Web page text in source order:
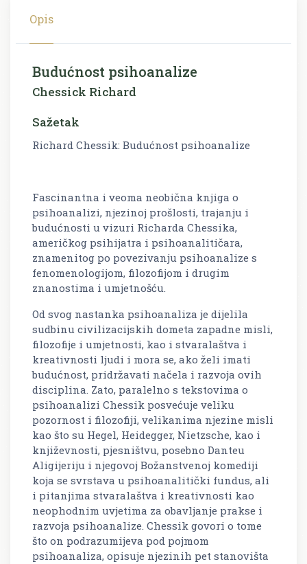
Opis
Budućnost psihoanalize
Chessick Richard
Sažetak
Richard Chessik: Budućnost psihoanalize
Fascinantna i veoma neobična knjiga o
psihoanalizi, njezinoj prošlosti, trajanju i
budu­ćno­­sti u vizuri Richarda Chessika,
američkog psihijatra i psihoanalitičara,
znameni­tog po povezivanju psihoanalize s
fenomenologijom, filozofijom i drugim
znanostima i umjet­no­šću.
Od svog nastanka psihoanaliza je dijelila
sudbinu civilizacijskih dometa zapadne misli,
filozofije i umjetnosti, kao i stvaralaštva i
kreativnosti ljudi i mora se, ako želi imati
budućnost, pridržavati načela i razvoja ovih
disciplina. Zato, paralelno s tekstovima o
psihoanalizi Chessik posvećuje veliku
pozornost i filozofiji, velikanima njezine misli
kao što su Hegel, Heidegger, Nietzsche, kao i
književnosti, pjesništvu, posebno Danteu
Aligijeriju i njegovoj Božanstvenoj komediji
koja se svrstava u psihoanalitički fundus, ali
i pitanjima stvaralaštva i kreativnosti kao
neophodnim uvjetima za obavljanje prakse i
razvoja psihoanalize. Chessik govori o tome
što on podrazumijeva pod pojmom
psihoanaliza, opisuje njezinih pet stanovišta